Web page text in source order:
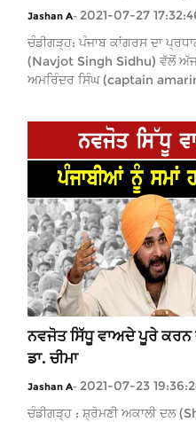
Jashan A- 2021-07-27
ਚੰਡੀਗੜ੍ਹ: ਪੰਜਾਬ ਕਾਂਗਰਸ ਦਾ
(Navjot Singh Sidhu) ਵੱਲੋਂ ਅੱਜ
ਅਮਰਿੰਦਰ ਸਿੰਘ (captain
ਨਵਜੋਤ ਸਿੱਧੂ ਵਾਅਦੇ ਪੂਰੇ ਕਰਨ
ਡਾ. ਚੀਮਾ
Jashan A- 2021-07-23
ਚੰਡੀਗੜ੍ਹ : ਸ਼੍ਰੋਮਣੀ ਅਕਾਲੀ ਦਲ